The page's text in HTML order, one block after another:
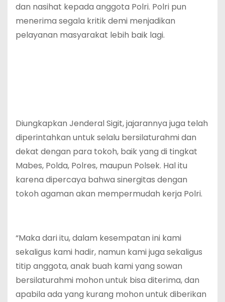
dan nasihat kepada anggota Polri. Polri pun
menerima segala kritik demi menjadikan
pelayanan masyarakat lebih baik lagi.
Diungkapkan Jenderal Sigit, jajarannya juga telah
diperintahkan untuk selalu bersilaturahmi dan
dekat dengan para tokoh, baik yang di tingkat
Mabes, Polda, Polres, maupun Polsek. Hal itu
karena dipercaya bahwa sinergitas dengan
tokoh agaman akan mempermudah kerja Polri.
“Maka dari itu, dalam kesempatan ini kami
sekaligus kami hadir, namun kami juga sekaligus
titip anggota, anak buah kami yang sowan
bersilaturahmi mohon untuk bisa diterima, dan
apabila ada yang kurang mohon untuk diberikan